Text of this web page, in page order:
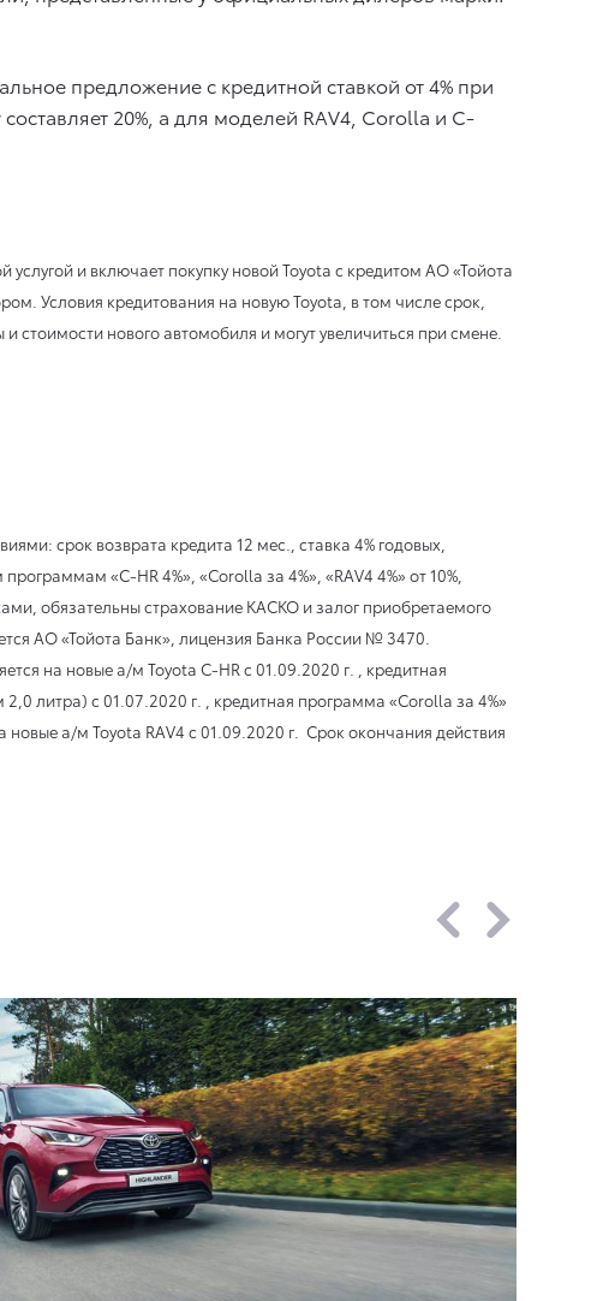
предложение с кредитной ставкой от 4% при
20%, а для моделей RAV4, Corolla и C-
и включает покупку новой Toyota с кредитом АО «Тойота
Условия кредитования на новую Toyota, в том числе срок,
нового автомобиля и могут увеличиться при смене.
срок возврата кредита 12 мес., ставка 4% годовых,
«C-HR 4%», «Corolla за 4%», «RAV4 4%» от 10%,
обязательны страхование КАСКО и залог приобретаемого
АО «Тойота Банк», лицензия Банка России № 3470.
на новые а/м Toyota C-HR с 01.09.2020 г.
, кредитная
2,0 литра) с 01.07.2020 г.
, кредитная программа «Corolla за 4%»
новые а/м Toyota RAV4 с 01.09.2020 г.
Срок окончания действия